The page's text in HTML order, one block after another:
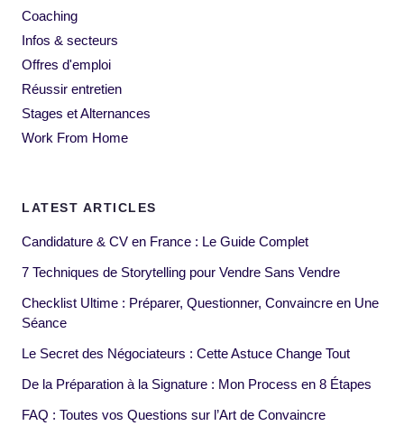
Coaching
Infos & secteurs
Offres d'emploi
Réussir entretien
Stages et Alternances
Work From Home
LATEST ARTICLES
Candidature & CV en France : Le Guide Complet
7 Techniques de Storytelling pour Vendre Sans Vendre
Checklist Ultime : Préparer, Questionner, Convaincre en Une
Séance
Le Secret des Négociateurs : Cette Astuce Change Tout
De la Préparation à la Signature : Mon Process en 8 Étapes
FAQ : Toutes vos Questions sur l’Art de Convaincre